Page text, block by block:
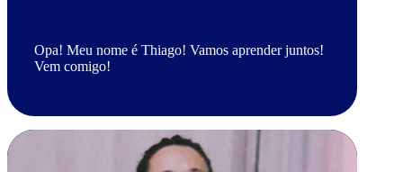
Opa! Meu nome é Thiago! Vamos aprender juntos!
Vem comigo!